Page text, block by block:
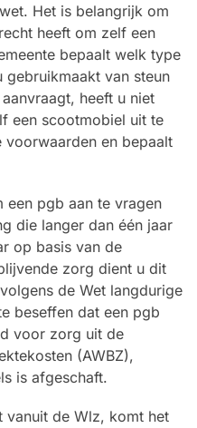
Het is belangrijk om
heeft om zelf een
bepaalt welk type
van steun
heeft u niet
een scootmobiel uit te
voorwaarden en bepaalt
een pgb aan te vragen
die langer dan één jaar
op basis van de
zorg dient u dit
de Wet langdurige
beseffen dat een pgb
voor zorg uit de
(AWBZ),
is afgeschaft.
vanuit de Wlz, komt het